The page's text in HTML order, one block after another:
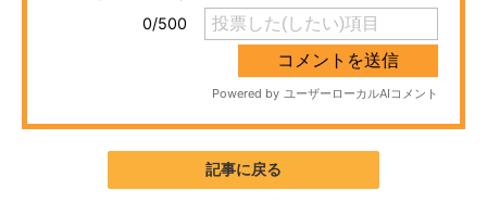
進化するPCとデバイスの未来
AI活用のいまが分かる
記事に戻る